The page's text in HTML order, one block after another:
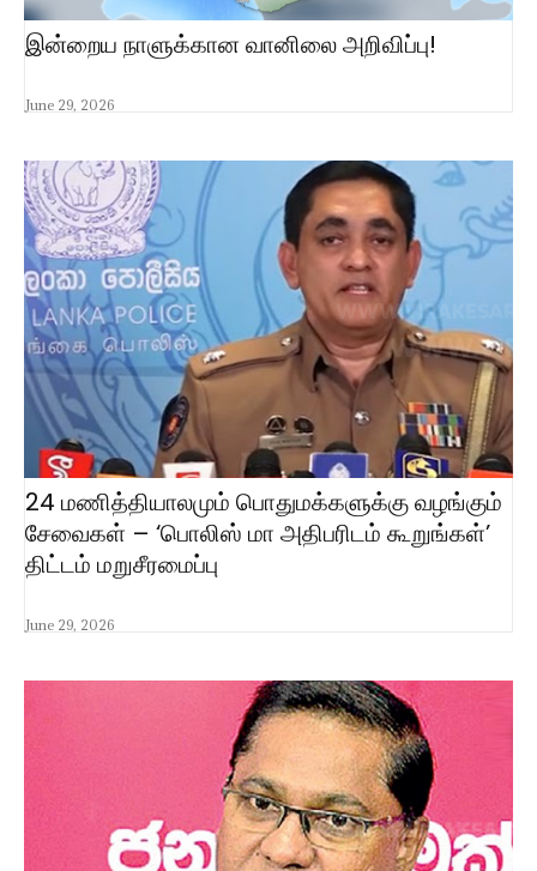
இன்றைய நாளுக்கான வானிலை அறிவிப்பு!
June 29, 2026
24 மணித்தியாலமும் பொதுமக்களுக்கு வழங்கும்
சேவைகள் – ‘பொலிஸ் மா அதிபரிடம் கூறுங்கள்’
திட்டம் மறுசீரமைப்பு
June 29, 2026